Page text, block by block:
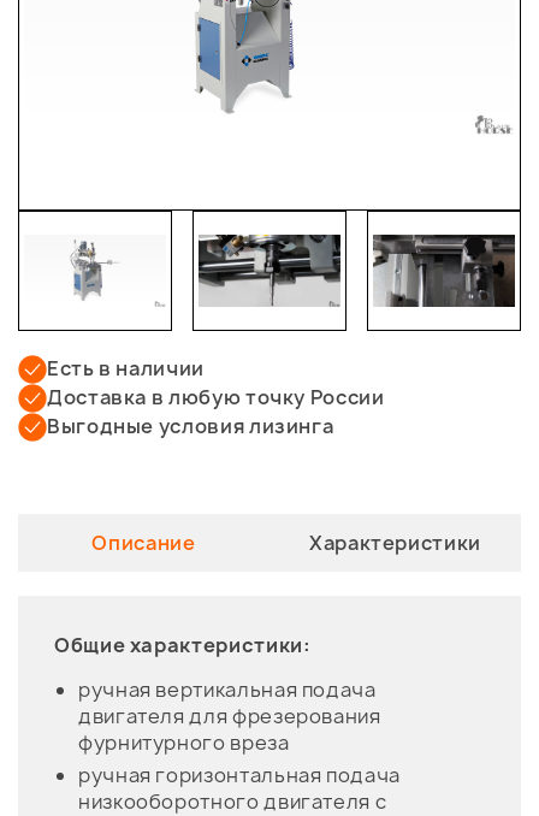
Есть в наличии
Доставка в любую точку России
Выгодные условия лизинга
Описание Характеристики
Общие характеристики:
ручная вертикальная подача
двигателя для фрезерования
фурнитурного вреза
ручная горизонтальная подача
низкооборотного двигателя с